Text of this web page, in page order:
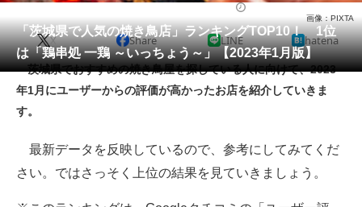
会員記事
メディア
注目記事を集めた総合ページ
スマホと通信の最新トレンド
進化するPCとデバイスの未来
「茨城県で人気の焼き鳥店」ランキングTOP10！ 1位
は「鶏串処 一鶏 ～いっちょう～」【2023年1月版】
画像：PIXTA
X Share LINE hatena
茨城県でおすすめの焼き鳥屋を探している人に向けて、2023
年1月にユーザーからの評価が高かったお店を紹介していきま
す。
最新データを反映しているので、参考にしてみてくだ
さい。ではさっそく上位の結果を見ていきましょう。